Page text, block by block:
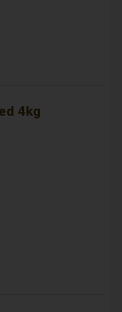
4kg